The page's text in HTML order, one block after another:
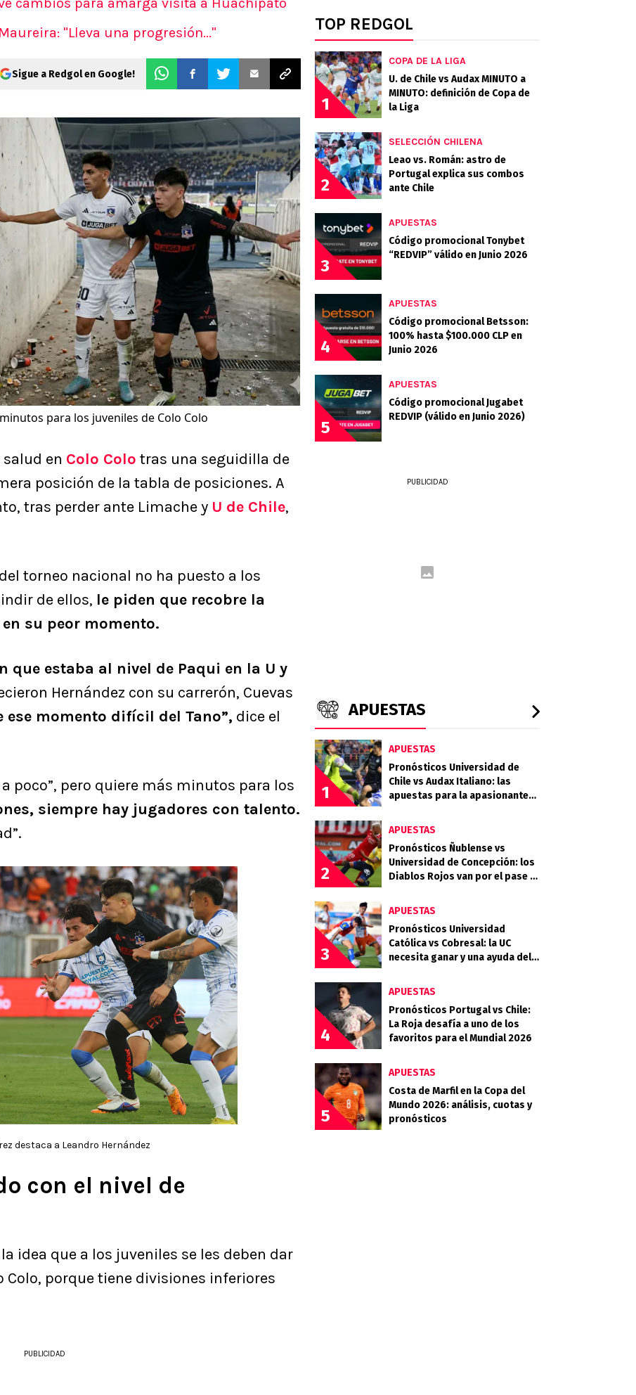
"Lleva una progresión..."
Sigue a Redgol en Google!
para los juveniles de Colo Colo
en Colo Colo tras una seguidilla de
posición de la tabla de posiciones. A
tras perder ante Limache y U de Chile,
torneo nacional no ha puesto a los
de ellos, le piden que recobre la
su peor momento.
que estaba al nivel de Paqui en la U y
Hernández con su carrerón, Cuevas
momento difícil del Tano”, dice el
poco”, pero quiere más minutos para los
siempre hay jugadores con talento.
destaca a Leandro Hernández
con el nivel de
idea que a los juveniles se les deben dar
porque tiene divisiones inferiores
PUBLICIDAD
TOP REDGOL
1
COPA DE LA LIGA
U. de Chile vs Audax MINUTO a
MINUTO: definición de Copa de
la Liga
2
SELECCIÓN CHILENA
Leao vs. Román: astro de
Portugal explica sus combos
ante Chile
3
APUESTAS
Código promocional Tonybet
“REDVIP” válido en Junio 2026
4
APUESTAS
Código promocional Betsson:
100% hasta $100.000 CLP en
Junio 2026
5
APUESTAS
Código promocional Jugabet
REDVIP (válido en Junio 2026)
PUBLICIDAD
APUESTAS
1
APUESTAS
Pronósticos Universidad de
Chile vs Audax Italiano: las
apuestas para la apasionante
2
APUESTAS
Pronósticos Ñublense vs
Universidad de Concepción: los
Diablos Rojos van por el pase a
3
APUESTAS
Pronósticos Universidad
Católica vs Cobresal: la UC
necesita ganar y una ayuda del
4
APUESTAS
Pronósticos Portugal vs Chile:
La Roja desafía a uno de los
favoritos para el Mundial 2026
5
APUESTAS
Costa de Marfil en la Copa del
Mundo 2026: análisis, cuotas y
pronósticos